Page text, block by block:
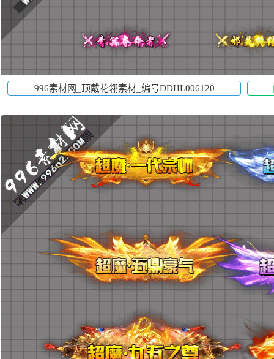
996素材网_顶戴花翎素材_编号DDHL006120